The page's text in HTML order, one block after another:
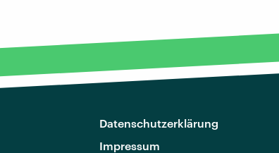
Datenschutzerklärung
Impressum